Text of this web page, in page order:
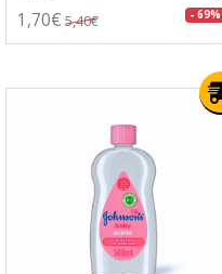
1,70€ 5,40€ - 69%